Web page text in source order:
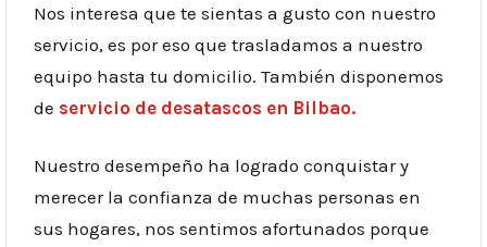
Nos interesa que te sientas a gusto con nuestro
servicio, es por eso que trasladamos a nuestro
equipo hasta tu domicilio. También disponemos
de servicio de desatascos en Bilbao.
Nuestro desempeño ha logrado conquistar y
merecer la confianza de muchas personas en
sus hogares, nos sentimos afortunados porque